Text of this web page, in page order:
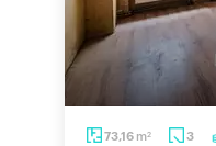
73,16 m2 3